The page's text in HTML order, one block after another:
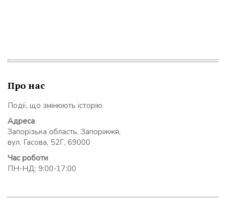
Про нас
Події, що змінюють історію.
Адреса
Запорізька область, Запоріжжя,
вул. Гасова, 52Г, 69000
Час роботи
ПН-НД: 9:00-17:00